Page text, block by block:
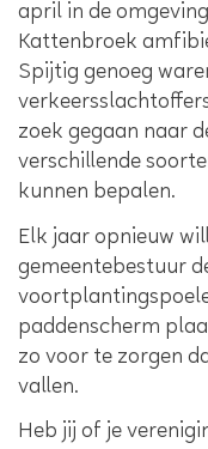
april in de
Kattenbroek
Spijtig genoeg
zoek gegaan naar
verschillende
kunnen bepalen.
Elk jaar opnieuw
gemeentebestuur
paddenscherm
zo voor te zorgen
vallen.
Heb jij of je